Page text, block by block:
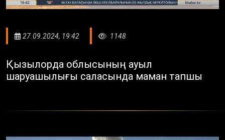
27.09.2024, 19:42 1148
Қызылорда облысының ауыл
шаруашылығы саласында маман тапшы